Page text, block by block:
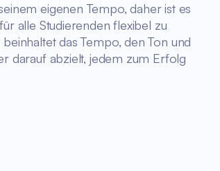
eigenen Tempo, daher ist es
alle Studierenden flexibel zu
das Tempo, den Ton und
darauf abzielt, jedem zum Erfolg